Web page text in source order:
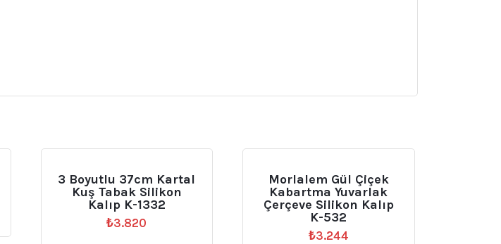
3 Boyutlu 37cm Kartal
Kuş Tabak Silikon
Kalıp K-1332
₺3.820
Morlalem Gül Çiçek
Kabartma Yuvarlak
Çerçeve Silikon Kalıp
K-532
₺3.244